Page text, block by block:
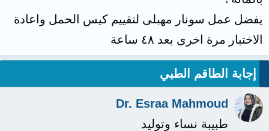
يفضل عمل سونار مهبلى لتقييم كيس الحمل واعادة
الاختبار مرة اخرى بعد ٤٨ ساعة
إجابة الطاقم الطبي
Dr. Esraa Mahmoud
طبيبة نساء وتوليد